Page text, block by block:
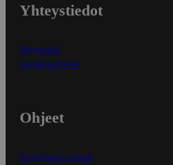
Yhteystiedot
Myymälät
Asiakaspalvelu
Ohjeet
Ensitilaajan ohjeet